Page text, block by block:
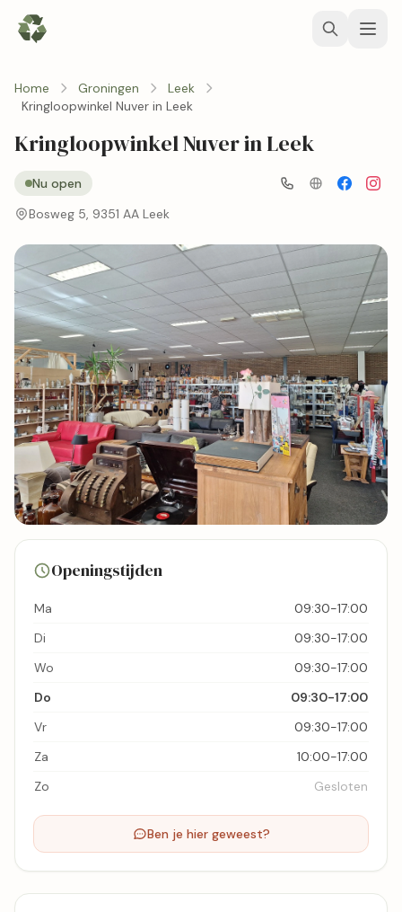
Home Groningen
Leek
Kringloopwinkel Nuver in Leek
Kringloopwinkel Nuver in Leek
Nu open
Bosweg 5, 9351 AA Leek
Bekijk kaart
Openingstijden
Ma
09:30-17:00
Di
09:30-17:00
Wo
09:30-17:00
Do
09:30-17:00
Vr
09:30-17:00
Za
10:00-17:00
Zo
Gesloten
Ben je hier geweest?